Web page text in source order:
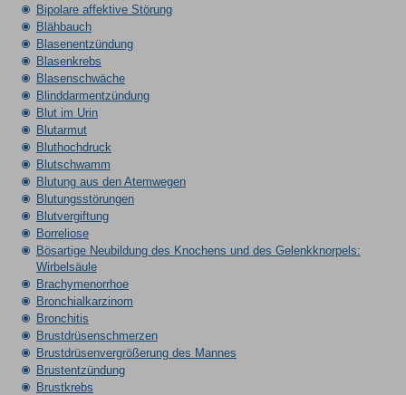
Bipolare affektive Störung
Blähbauch
Blasenentzündung
Blasenkrebs
Blasenschwäche
Blinddarmentzündung
Blut im Urin
Blutarmut
Bluthochdruck
Blutschwamm
Blutung aus den Atemwegen
Blutungsstörungen
Blutvergiftung
Borreliose
Bösartige Neubildung des Knochens und des Gelenkknorpels:
Wirbelsäule
Brachymenorrhoe
Bronchialkarzinom
Bronchitis
Brustdrüsenschmerzen
Brustdrüsenvergrößerung des Mannes
Brustentzündung
Brustkrebs